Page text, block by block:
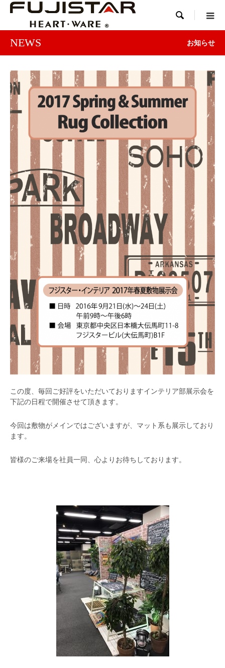

NEWS お知らせ
この度、毎回ご好評をいただいておりますインテリア部展示会を
下記の日程で開催させて頂きます。
今回は敷物がメインではございますが、マット系も展示しており
ます。
皆様のご来場を社員一同、心よりお待ちしております。